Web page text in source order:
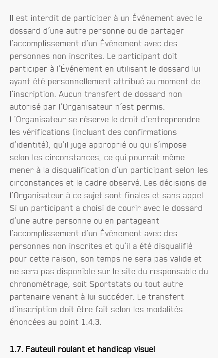
Il est interdit de participer à un Événement avec le
dossard d’une autre personne ou de partager
l’accomplissement d’un Événement avec des
personnes non inscrites. Le participant doit
participer à l’Événement en utilisant le dossard lui
ayant été personnellement attribué au moment de
l’inscription. Aucun transfert de dossard non
autorisé par l’Organisateur n’est permis.
L’Organisateur se réserve le droit d’entreprendre
les vérifications (incluant des confirmations
d’identité), qu’il juge approprié ou qui s’impose
selon les circonstances, ce qui pourrait même
mener à la disqualification d’un participant selon les
circonstances et le cadre observé. Les décisions de
l’Organisateur à ce sujet sont finales et sans appel.
Si un participant a choisi de courir avec le dossard
d’une autre personne ou en partageant
l’accomplissement d’un Événement avec des
personnes non inscrites et qu’il a été disqualifié
pour cette raison, son temps ne sera pas valide et
ne sera pas disponible sur le site du responsable du
chronométrage, soit Sportstats ou tout autre
partenaire venant à lui succéder. Le transfert
d’inscription doit être fait selon les modalités
énoncées au point 1.4.3.
1.7. Fauteuil roulant et handicap visuel